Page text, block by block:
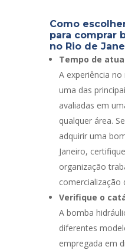
Como
para comprar
no Rio de
Tempo de
A experiência
uma das
avaliadas em
qualquer área.
adquirir uma
Janeiro,
organização
comercialização
Verifique o
A bomba
diferentes
empregada em